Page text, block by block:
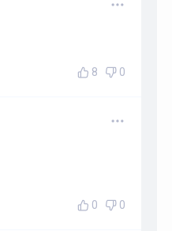
8 0
0 0